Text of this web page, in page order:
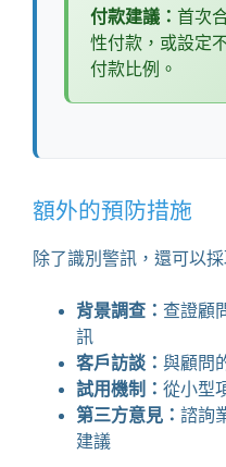
付款建議： 首次
性付款，或設定
付款比例。
額外的預防措施
除了識別警訊，還可以
背景調查： 查證顧
訊
客戶訪談： 與顧問
試用機制： 從小型
第三方意見： 諮詢
建議